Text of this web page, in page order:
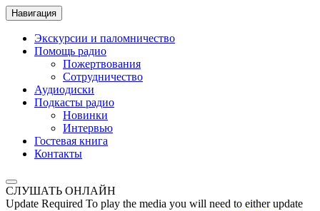
Навигация
Экскурсии и паломничество
Помощь радио
Пожертвования
Сотрудничество
Аудиодиски
Подкасты радио
Новинки
Интервью
Гостевая книга
Контакты
СЛУШАТЬ ОНЛАЙН
Update Required To play the media you will need to either update